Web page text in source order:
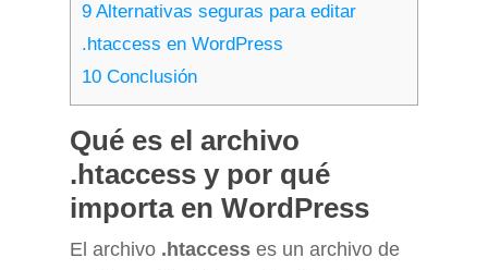
9 Alternativas seguras para editar
.htaccess en WordPress
10 Conclusión
Qué es el archivo
.htaccess y por qué
importa en WordPress
El archivo .htaccess es un archivo de